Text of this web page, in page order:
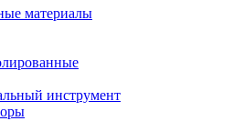
материалы
инструмент